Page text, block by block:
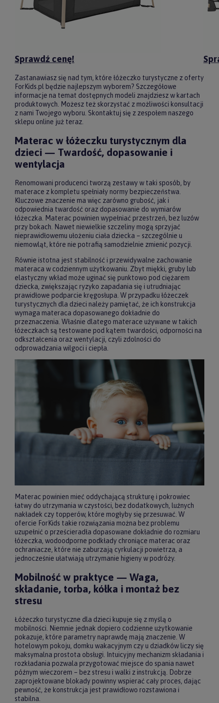
Sprawdź cenę!
Zastanawiasz się nad tym, które łóżeczko turystyczne z oferty
ForKids.pl będzie najlepszym wyborem? Szczegółowe
informacje na temat dostępnych modeli znajdziesz w kartach
produktowych. Możesz też skorzystać z możliwości konsultacji
z nami Twojego wyboru. Skontaktuj się z zespołem naszego
sklepu online już teraz.
Materac w łóżeczku turystycznym dla
dzieci — Twardość, dopasowanie i
wentylacja
Renomowani producenci tworzą zestawy w taki sposób, by
materace z kompletu spełniały normy bezpieczeństwa.
Kluczowe znaczenie ma więc zarówno grubość, jak i
odpowiednia twardość oraz dopasowanie do wymiarów
łóżeczka. Materac powinien wypełniać przestrzeń, bez luzów
przy bokach. Nawet niewielkie szczeliny mogą sprzyjać
nieprawidłowemu ułożeniu ciała dziecka – szczególnie u
niemowląt, które nie potrafią samodzielnie zmienić pozycji.
Równie istotna jest stabilność i przewidywalne zachowanie
materaca w codziennym użytkowaniu. Zbyt miękki, gruby lub
elastyczny wkład może uginać się punktowo pod ciężarem
dziecka, zwiększając ryzyko zapadania się i utrudniając
prawidłowe podparcie kręgosłupa. W przypadku łóżeczek
turystycznych dla dzieci należy pamiętać, że ich konstrukcja
wymaga materaca dopasowanego dokładnie do
przeznaczenia. Właśnie dlatego materace używane w takich
łóżeczkach są testowane pod kątem twardości, odporności na
odkształcenia oraz wentylacji, czyli zdolności do
odprowadzania wilgoci i ciepła.
Materac powinien mieć oddychającą strukturę i pokrowiec
łatwy do utrzymania w czystości, bez dodatkowych, luźnych
nakładek czy topperów, które mogłyby się przesuwać. W
ofercie ForKids takie rozwiązania można bez problemu
uzupełnić o prześcieradła dopasowane dokładnie do rozmiaru
łóżeczka, wodoodporne podkłady chroniące materac oraz
ochraniacze, które nie zaburzają cyrkulacji powietrza, a
jednocześnie ułatwiają utrzymanie higieny w podróży.
Mobilność w praktyce — Waga,
składanie, torba, kółka i montaż bez
stresu
Łóżeczko turystyczne dla dzieci kupuje się z myślą o
mobilności. Niemnie jednak dopiero codzienne użytkowanie
pokazuje, które parametry naprawdę mają znaczenie. W
hotelowym pokoju, domku wakacyjnym czy u dziadków liczy się
maksymalna prostota obsługi. Intuicyjny mechanizm składania i
rozkładania pozwala przygotować miejsce do spania nawet
późnym wieczorem – bez stresu i walki z instrukcją. Dobrze
zaprojektowane blokady powinny wspierać cały proces, dając
pewność, że konstrukcja jest prawidłowo rozstawiona i
stabilna.